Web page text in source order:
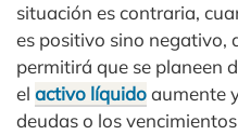
situación es contraria,
es positivo sino negativo,
permitirá que se planeen
el activo líquidoaumente
deudas o los